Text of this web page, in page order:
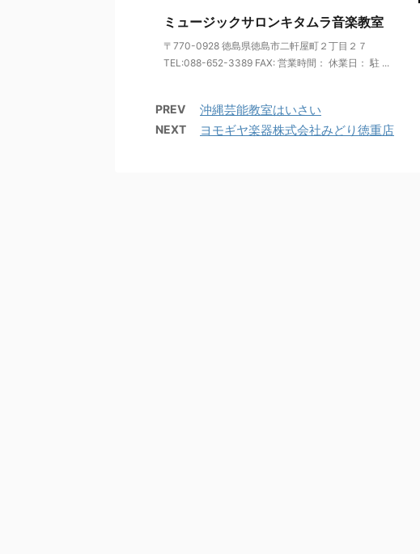
ミュージックサロンキタムラ音楽教室
〒770-0928 徳島県徳島市二軒屋町２丁目２７
TEL:088-652-3389 FAX: 営業時間： 休業日： 駐 ...
PREV 沖縄芸能教室はいさい
NEXT ヨモギヤ楽器株式会社みどり徳重店